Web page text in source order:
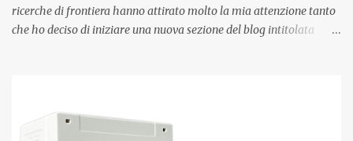
ricerche di frontiera hanno attirato molto la mia attenzione tanto
che ho deciso di iniziare una nuova sezione del blog intitolata
anni assistente di Guglielmo Marconi , diventandone in seguito